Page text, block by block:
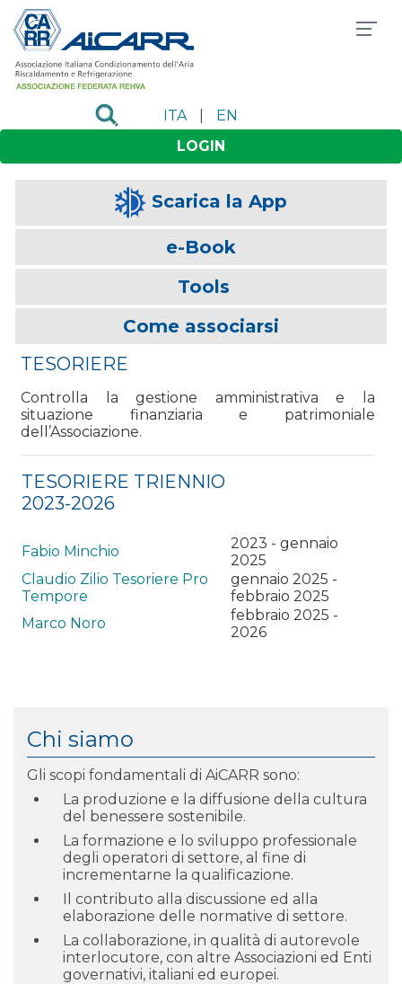
ITA
EN
LOGIN
Scarica la App
e-Book
Tools
Come associarsi
Chi siamo
Gli scopi fondamentali di AiCARR sono:
La produzione e la diffusione della cultura
del benessere sostenibile.
La formazione e lo sviluppo professionale
degli operatori di settore, al fine di
incrementarne la qualificazione.
Il contributo alla discussione ed alla
elaborazione delle normative di settore.
La collaborazione, in qualità di autorevole
interlocutore, con altre Associazioni ed Enti
governativi, italiani ed europei.
TESORIERE
Controlla la gestione amministrativa e la
situazione finanziaria e patrimoniale
dell’Associazione.
TESORIERE TRIENNIO
2023-2026
Fabio Minchio
2023 - gennaio
2025
Claudio Zilio Tesoriere Pro
Tempore
gennaio 2025 -
febbraio 2025
Marco Noro
febbraio 2025 -
2026